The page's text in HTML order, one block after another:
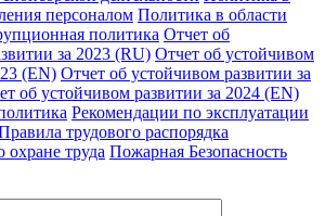
персоналом Политика в области
политика Отчет об
за 2023 (RU) Отчет об устойчивом
(EN) Отчет об устойчивом развитии за
об устойчивом развитии за 2024 (EN)
Рекомендации по эксплуатации
трудового распорядка
труда Пожарная Безопасность